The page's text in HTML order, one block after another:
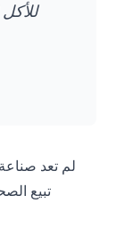
لم تعد
تبيع